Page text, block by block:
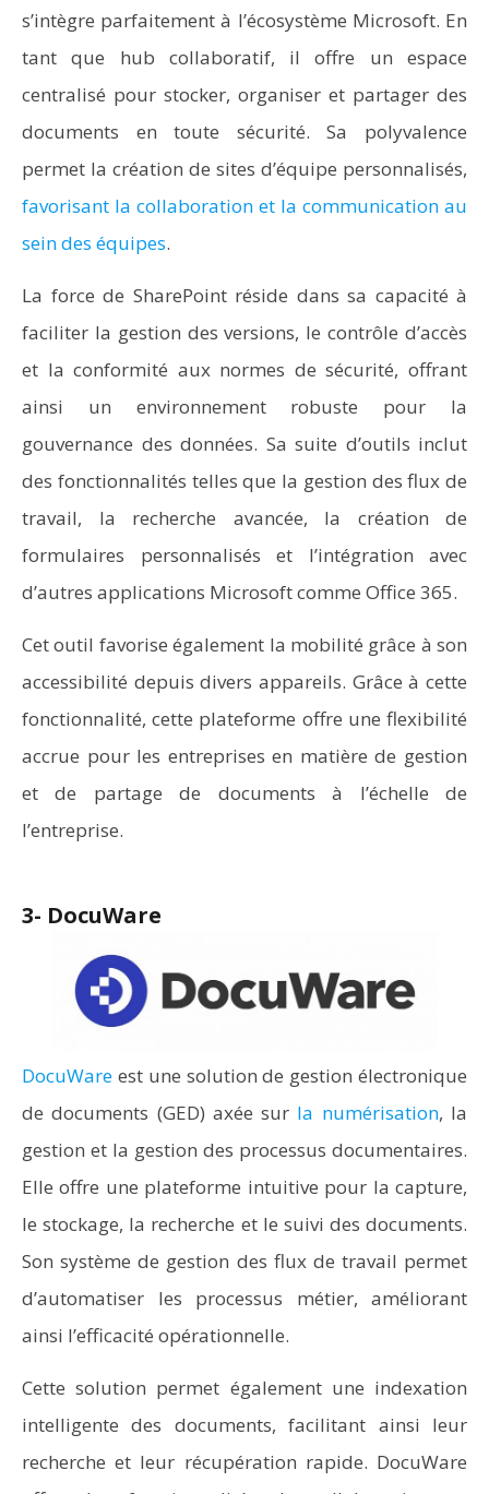
s’intègre parfaitement à l’écosystème Microsoft. En
tant que hub collaboratif, il offre un espace
centralisé pour stocker, organiser et partager des
documents en toute sécurité. Sa polyvalence
permet la création de sites d’équipe personnalisés,
favorisant la collaboration et la communication au
sein des équipes.
La force de SharePoint réside dans sa capacité à
faciliter la gestion des versions, le contrôle d’accès
et la conformité aux normes de sécurité, offrant
ainsi un environnement robuste pour la
gouvernance des données. Sa suite d’outils inclut
des fonctionnalités telles que la gestion des flux de
travail, la recherche avancée, la création de
formulaires personnalisés et l’intégration avec
d’autres applications Microsoft comme Office 365.
Cet outil favorise également la mobilité grâce à son
accessibilité depuis divers appareils. Grâce à cette
fonctionnalité, cette plateforme offre une flexibilité
accrue pour les entreprises en matière de gestion
et de partage de documents à l’échelle de
l’entreprise.
3- DocuWare
DocuWare est une solution de gestion électronique
de documents (GED) axée sur la numérisation, la
gestion et la gestion des processus documentaires.
Elle offre une plateforme intuitive pour la capture,
le stockage, la recherche et le suivi des documents.
Son système de gestion des flux de travail permet
d’automatiser les processus métier, améliorant
ainsi l’efficacité opérationnelle.
Cette solution permet également une indexation
intelligente des documents, facilitant ainsi leur
recherche et leur récupération rapide. DocuWare